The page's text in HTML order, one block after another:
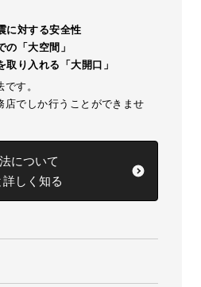
に対する安全性
の「大空間」
り入れる「大開口」
す。
店でしか行うことができませ
について
詳しく知る